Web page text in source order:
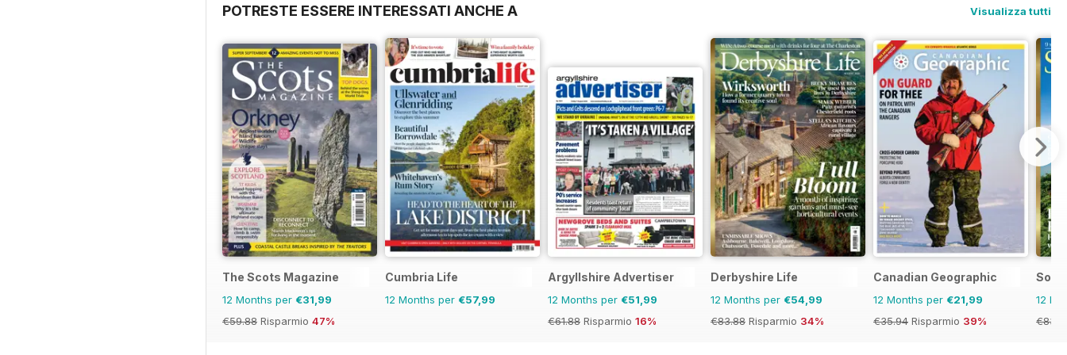
POTRESTE ESSERE INTERESSATI ANCHE A Visualizza tutti
The Scots Magazine
12 Months per €31,99
€59.88 Risparmio 47%
Cumbria Life
12 Months per €57,99
Argyllshire Advertiser
12 Months per €51,99
€61.88 Risparmio 16%
Derbyshire Life
12 Months per €54,99
€83.88 Risparmio 34%
Canadian Geographic
12 Months per €21,99
€35.94 Risparmio 39%
12